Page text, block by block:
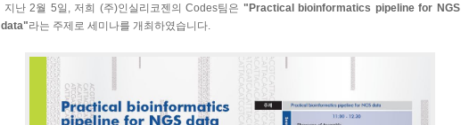
지난 2월 5일, 저희 (주)인실리코젠의 Codes팀은 "Practical bioinformatics pipeline for NGS
data"라는 주제로 세미나를 개최하였습니다.